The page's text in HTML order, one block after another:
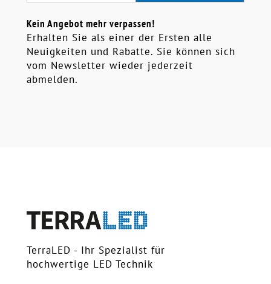
Kein Angebot mehr verpassen!
Erhalten Sie als einer der Ersten alle
Neuigkeiten und Rabatte. Sie können sich
vom Newsletter wieder jederzeit
abmelden.
TerraLED - Ihr Spezialist für
hochwertige LED Technik